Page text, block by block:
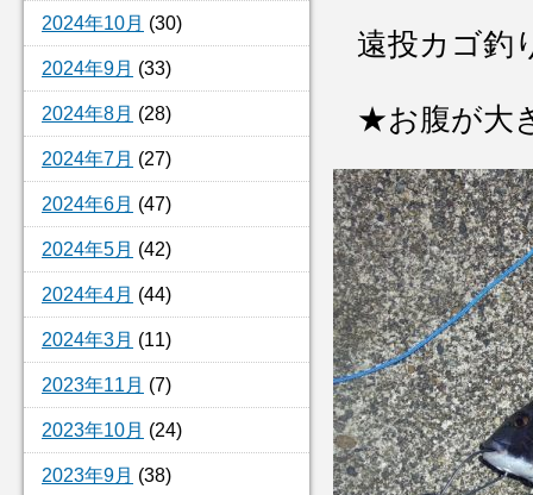
2024年10月 (30)
2024年9月 (33)
2024年8月 (28)
2024年7月 (27)
2024年6月 (47)
2024年5月 (42)
2024年4月 (44)
2024年3月 (11)
2023年11月 (7)
2023年10月 (24)
2023年9月 (38)
遠投カゴ釣
★お腹が大